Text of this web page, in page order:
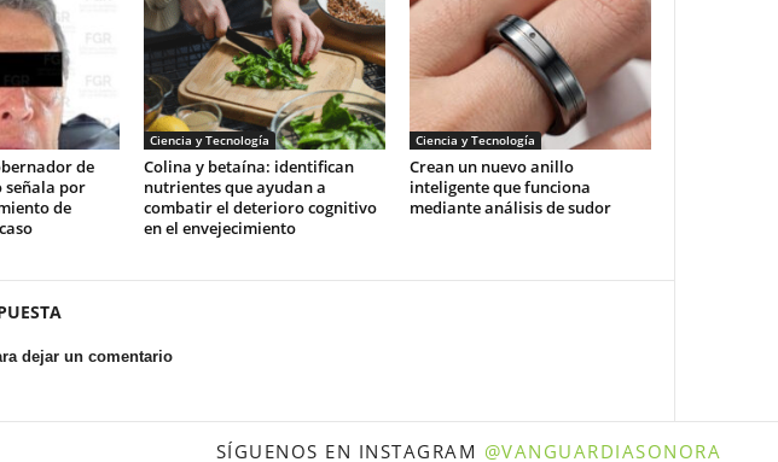
de
señala por
de
Ciencia y Tecnología
Colina y betaína: identifican
nutrientes que ayudan a
combatir el deterioro cognitivo
en el envejecimiento
Ciencia y Tecnología
Crean un nuevo anillo
inteligente que funciona
mediante análisis de sudor
dejar un comentario
SÍGUENOS EN INSTAGRAM @VANGUARDIASONORA